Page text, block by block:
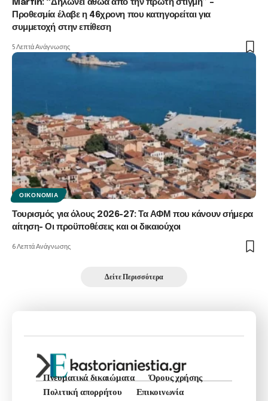
Marfin: “Δηλώνει αθώα από την πρώτη στιγμή” –
Προθεσμία έλαβε η 46χρονη που κατηγορείται για
συμμετοχή στην επίθεση
5 Λεπτά Ανάγνωσης
ΟΙΚΟΝΟΜΊΑ
Τουρισμός για όλους 2026-27: Τα ΑΦΜ που κάνουν σήμερα
αίτηση- Οι προϋποθέσεις και οι δικαιούχοι
6 Λεπτά Ανάγνωσης
Δείτε Περισσότερα
Πνευματικά δικαιώματα
Όρους χρήσης
Πολιτική απορρήτου
Επικοινωνία